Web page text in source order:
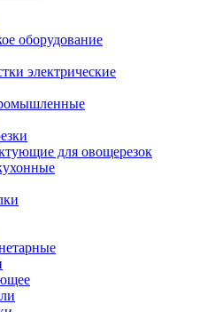
оборудование
электрические
для овощерезок